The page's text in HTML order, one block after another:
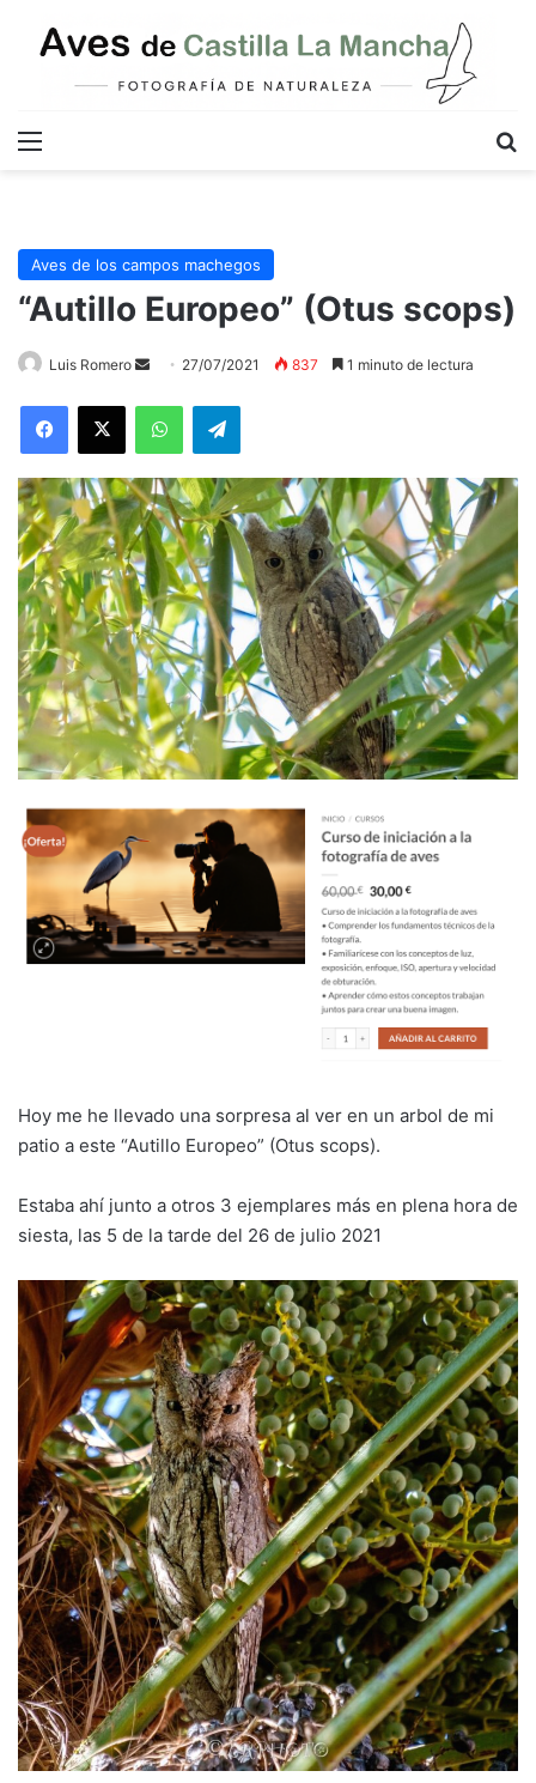
Menú
Aves de los campos machegos
“Autillo Europeo” (Otus scops)
Luis Romero
Send
email
27/07/2021 837 1 minuto de lectura
WhatsAppTelegram
Hoy me he llevado una sorpresa al ver en un arbol de mi
patio a este “Autillo Europeo” (Otus scops).
Estaba ahí junto a otros 3 ejemplares más en plena hora de
siesta, las 5 de la tarde del 26 de julio 2021